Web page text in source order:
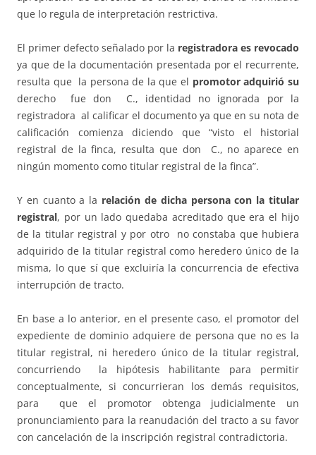
que lo regula de interpretación restrictiva.
El primer defecto señalado por la registradora es revocado
ya que de la documentación presentada por el recurrente,
resulta que la persona de la que el promotor adquirió su
derecho fue don C., identidad no ignorada por la
registradora al calificar el documento ya que en su nota de
calificación comienza diciendo que “visto el historial
registral de la finca, resulta que don C., no aparece en
ningún momento como titular registral de la finca”.
Y en cuanto a la relación de dicha persona con la titular
registral, por un lado quedaba acreditado que era el hijo
de la titular registral y por otro no constaba que hubiera
adquirido de la titular registral como heredero único de la
misma, lo que sí que excluiría la concurrencia de efectiva
interrupción de tracto.
En base a lo anterior, en el presente caso, el promotor del
expediente de dominio adquiere de persona que no es la
titular registral, ni heredero único de la titular registral,
concurriendo la hipótesis habilitante para permitir
conceptualmente, si concurrieran los demás requisitos,
para que el promotor obtenga judicialmente un
pronunciamiento para la reanudación del tracto a su favor
con cancelación de la inscripción registral contradictoria.